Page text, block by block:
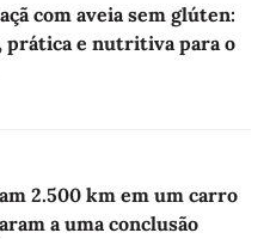
com aveia sem glúten:
prática e nutritiva para o
2.500 km em um carro
a uma conclusão